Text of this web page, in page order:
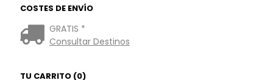
COSTES DE ENVÍO
GRATIS *
Consultar Destinos
TU CARRITO (0)